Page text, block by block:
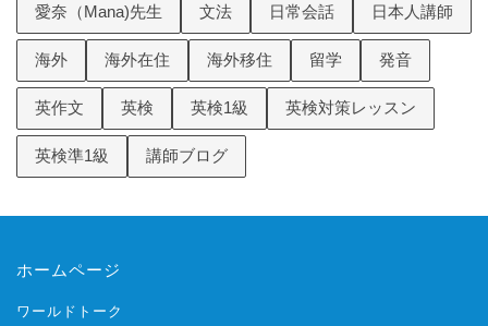
愛奈（Mana)先生 文法 日常会話 日本人講師
海外 海外在住 海外移住 留学 発音
英作文 英検 英検1級 英検対策レッスン
英検準1級 講師ブログ
ホームページ
ワールドトーク